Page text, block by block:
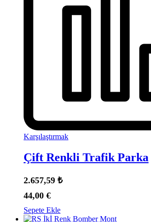
Karşılaştırmak
Çift Renkli Trafik Parka
2.657,59 ₺
44,00 €
Sepete Ekle